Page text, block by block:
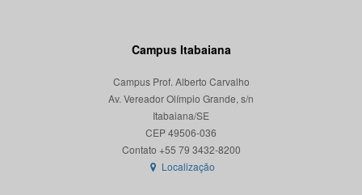
Campus Itabaiana
Campus Prof. Alberto Carvalho
Av. Vereador Olímpio Grande, s/n
Itabaiana/SE
CEP 49506-036
Localização